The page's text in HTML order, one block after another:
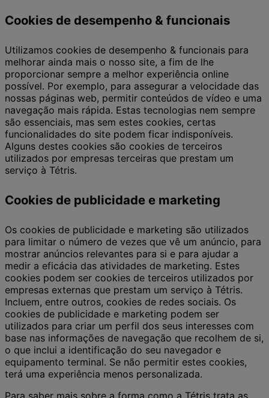
Cookies de desempenho & funcionais
Utilizamos cookies de desempenho & funcionais para
melhorar ainda mais o nosso site, a fim de lhe
proporcionar sempre a melhor experiência online
possível. Por exemplo, para assegurar a velocidade das
nossas páginas web, permitir conteúdos de vídeo e uma
navegação mais rápida. Estas tecnologias nem sempre
são essenciais, mas sem estes cookies, certas
funcionalidades do site podem ficar indisponíveis.
Alguns destes cookies são cookies de terceiros
utilizados por empresas terceiras que prestam um
serviço à Tétris.
Cookies de publicidade e marketing
Os cookies de publicidade e marketing são utilizados
para limitar o número de vezes que vê um anúncio, para
mostrar anúncios relevantes para si e para ajudar a
medir a eficácia das atividades de marketing. Estes
cookies podem ser cookies de terceiros utilizados por
empresas externas que prestam um serviço à Tétris.
Incluem, entre outros, cookies de redes sociais. Os
cookies de publicidade e marketing podem ser
utilizados para criar um perfil dos seus interesses com
base nas informações de navegação que recolhem de si,
o que inclui a identificação do seu navegador e
equipamento terminal. Se não permitir estes cookies,
terá uma experiência menos personalizada.